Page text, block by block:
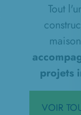
Tout
projets
VOIR